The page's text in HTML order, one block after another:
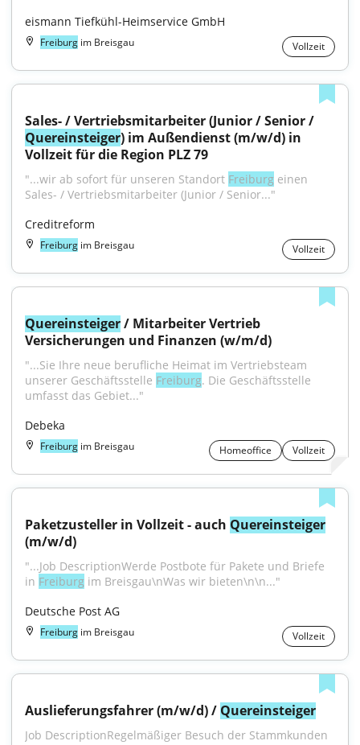
eismann Tiefkühl-Heimservice GmbH
Freiburg im Breisgau Vollzeit
Quereinsteiger) im Außendienst (m/w/d) in
Vollzeit für die Region PLZ 79
"...wir ab sofort für unseren Standort Freiburg einen
Sales- / Vertriebsmitarbeiter (Junior / Senior..."
Creditreform
Freiburg im Breisgau Vollzeit
Quereinsteiger / Mitarbeiter Vertrieb
Versicherungen und Finanzen (w/m/d)
"...Sie Ihre neue berufliche Heimat im Vertriebsteam
unserer Geschäftsstelle Freiburg. Die Geschäftsstelle
umfasst das Gebiet..."
Debeka
Freiburg im Breisgau Homeoffice Vollzeit
Paketzusteller in Vollzeit - auch Quereinsteiger
(m/w/d)
"...Job DescriptionWerde Postbote für Pakete und Briefe
in Freiburg im Breisgau\nWas wir bieten\n\n..."
Deutsche Post AG
Freiburg im Breisgau Vollzeit
Auslieferungsfahrer (m/w/d) / Quereinsteiger
Job DescriptionRegelmäßiger Besuch der Stammkunden